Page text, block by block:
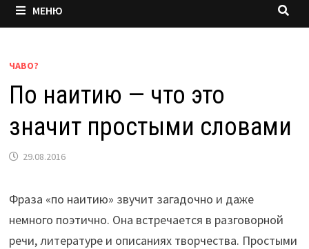
МЕНЮ
ЧАВО?
По наитию — что это
значит простыми словами
29.08.2016
Фраза «по наитию» звучит загадочно и даже
немного поэтично. Она встречается в разговорной
речи, литературе и описаниях творчества. Простыми